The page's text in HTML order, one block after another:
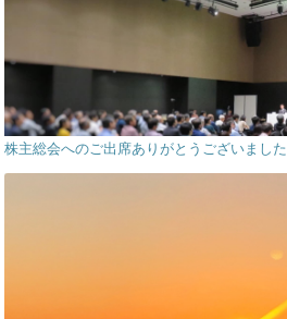
株主総会へのご出席ありがとうございました